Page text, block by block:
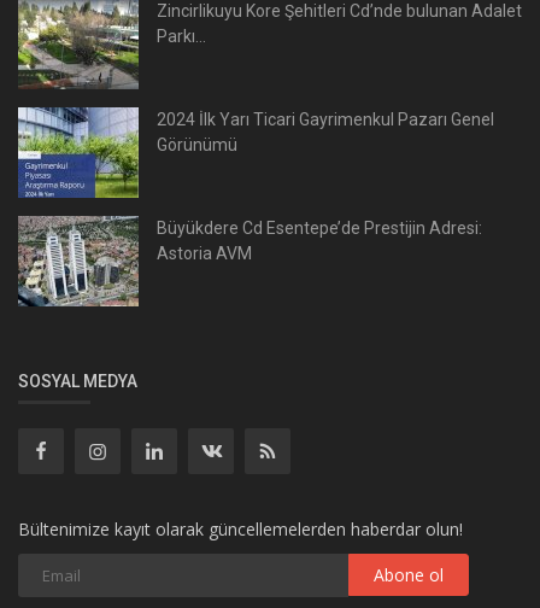
Zincirlikuyu Kore Şehitleri Cd’nde bulunan Adalet
Parkı...
2024 İlk Yarı Ticari Gayrimenkul Pazarı Genel
Görünümü
Büyükdere Cd Esentepe’de Prestijin Adresi:
Astoria AVM
SOSYAL MEDYA
Bültenimize kayıt olarak güncellemelerden haberdar olun!
Abone ol